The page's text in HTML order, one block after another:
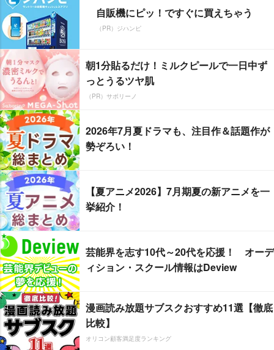
自販機にピッ！ですぐに買えちゃう
（PR）ジハンピ
朝1分貼るだけ！ミルクピールで一日中ず
っとうるツヤ肌
（PR）サボリーノ
2026年7月夏ドラマも、注目作＆話題作が
勢ぞろい！
【夏アニメ2026】7月期夏の新アニメを一
挙紹介！
芸能界を志す10代～20代を応援！ オーデ
ィション・スクール情報はDeview
漫画読み放題サブスクおすすめ11選【徹底
比較】
オリコン顧客満足度ランキング